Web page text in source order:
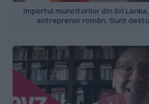
Importul muncitorilor din Sri
antreprenor român. Sunt